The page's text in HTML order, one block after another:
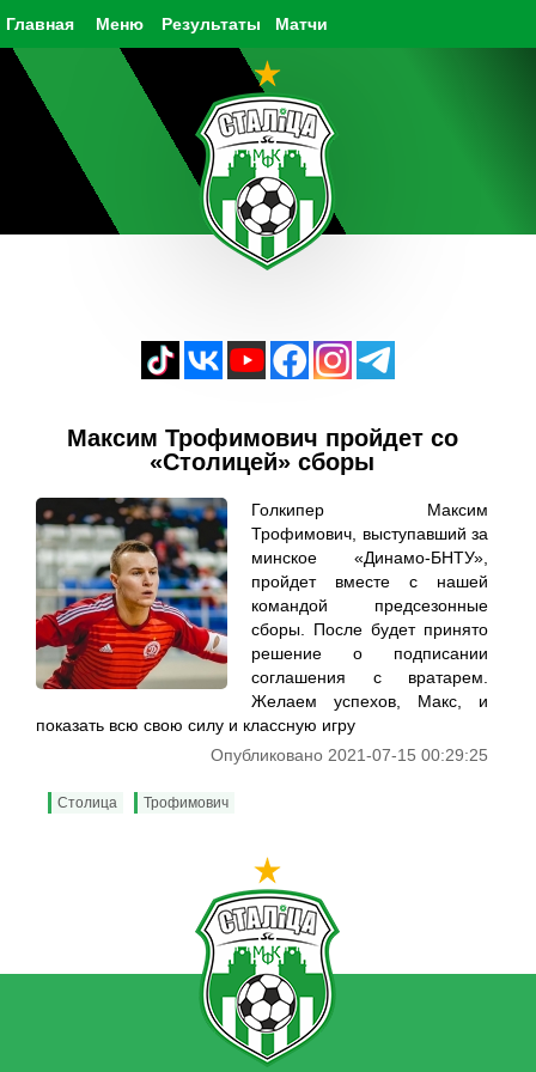
Главная Результаты Матчи
Меню
Максим Трофимович пройдет со
«Столицей» сборы
Голкипер Максим
Трофимович, выступавший за
минское «Динамо-БНТУ»,
пройдет вместе с нашей
командой предсезонные
сборы. После будет принято
решение о подписании
соглашения с вратарем.
Желаем успехов, Макс, и
показать всю свою силу и классную игру
Опубликовано 2021-07-15 00:29:25
Столица Трофимович